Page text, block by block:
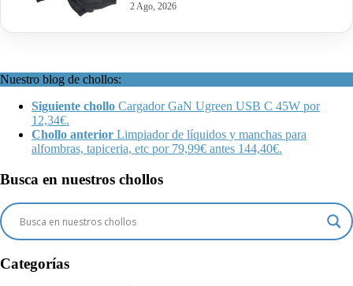
2 Ago, 2026
Nuestro blog de chollos:
Siguiente chollo Cargador GaN Ugreen USB C 45W por
12,34€.
Chollo anterior Limpiador de líquidos y manchas para
alfombras, tapiceria, etc por 79,99€ antes 144,40€.
Busca en nuestros chollos
Categorías